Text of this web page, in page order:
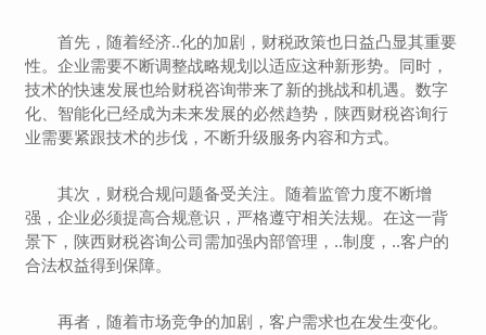
首先，随着经济..化的加剧，财税政策也日益凸显其重要
性。企业需要不断调整战略规划以适应这种新形势。同时，
技术的快速发展也给财税咨询带来了新的挑战和机遇。数字
化、智能化已经成为未来发展的必然趋势，陕西财税咨询行
业需要紧跟技术的步伐，不断升级服务内容和方式。
其次，财税合规问题备受关注。随着监管力度不断增
强，企业必须提高合规意识，严格遵守相关法规。在这一背
景下，陕西财税咨询公司需加强内部管理，..制度，..客户的
合法权益得到保障。
再者，随着市场竞争的加剧，客户需求也在发生变化。